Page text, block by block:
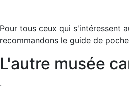
Pour tous ceux qui s'intéressent
recommandons le guide de poche
L'autre musée
.